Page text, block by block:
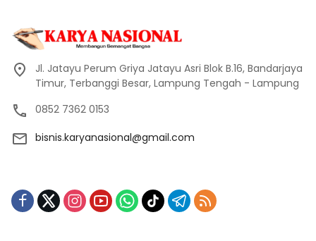
Jl. Jatayu Perum Griya Jatayu Asri Blok B.16, Bandarjaya
Timur, Terbanggi Besar, Lampung Tengah - Lampung
0852 7362 0153
bisnis.karyanasional@gmail.com